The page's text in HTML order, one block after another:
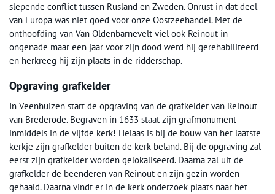
slepende conflict tussen Rusland en Zweden. Onrust in dat deel
van Europa was niet goed voor onze Oostzeehandel. Met de
onthoofding van Van Oldenbarnevelt viel ook Reinout in
ongenade maar een jaar voor zijn dood werd hij gerehabiliteerd
en herkreeg hij zijn plaats in de ridderschap.
Opgraving grafkelder
In Veenhuizen start de opgraving van de grafkelder van Reinout
van Brederode. Begraven in 1633 staat zijn grafmonument
inmiddels in de vijfde kerk! Helaas is bij de bouw van het laatste
kerkje zijn grafkelder buiten de kerk beland. Bij de opgraving zal
eerst zijn grafkelder worden gelokaliseerd. Daarna zal uit de
grafkelder de beenderen van Reinout en zijn gezin worden
gehaald. Daarna vindt er in de kerk onderzoek plaats naar het